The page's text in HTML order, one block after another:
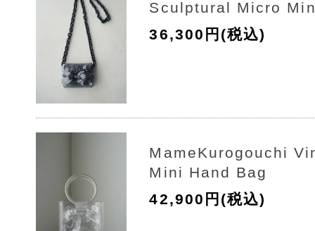
Sculptural Micro
36,300円(税込)
MameKurogouchi
Mini Hand Bag
42,900円(税込)